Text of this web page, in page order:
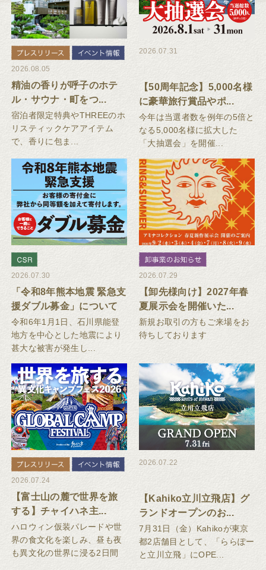
2026.08.05
精油の香りが呼子のホテ
ル・サウナ・町をつ...
宿泊者限定特典やTHREEのホ
リスティックケアアイテム
で、香りに包ま...
2026.07.31
【50周年記念】5,000名様
に豪華旅行賞品やポ...
今年は当選者数を例年の5倍と
なる5,000名様に拡大した
「大抽選会」を開催...
2026.07.30
「令和8年熊本地震 緊急支
援ダブル募金」について
令和6年1月1日、石川県能登
地方を中心とした地震により
甚大な被害が発生し...
2026.07.29
【卸先様向け】2027年春
夏展示会を開催いた...
新規お取引の方もご来場をお
待ちしております
2026.07.24
【富士山の麓で世界を旅
する】チャイハネ主...
ハロウィン仮装パレードや世
界の食文化を楽しみ、昼も夜
も異文化の世界に浸る2日間
2026.07.22
【Kahiko立川立飛店】グ
ランドオープンのお...
7月31日（金）Kahikoが東京
都2店舗目として、「ららぽー
と立川立飛」にOPE...